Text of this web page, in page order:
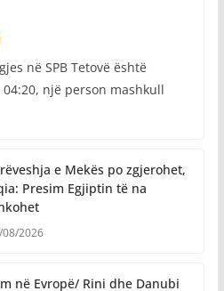
në SPB Tetovë është
një person mashkull
e Mekës po zgjerohet,
Presim Egjiptin të na
2026
në Evropë/ Rini dhe Danubi